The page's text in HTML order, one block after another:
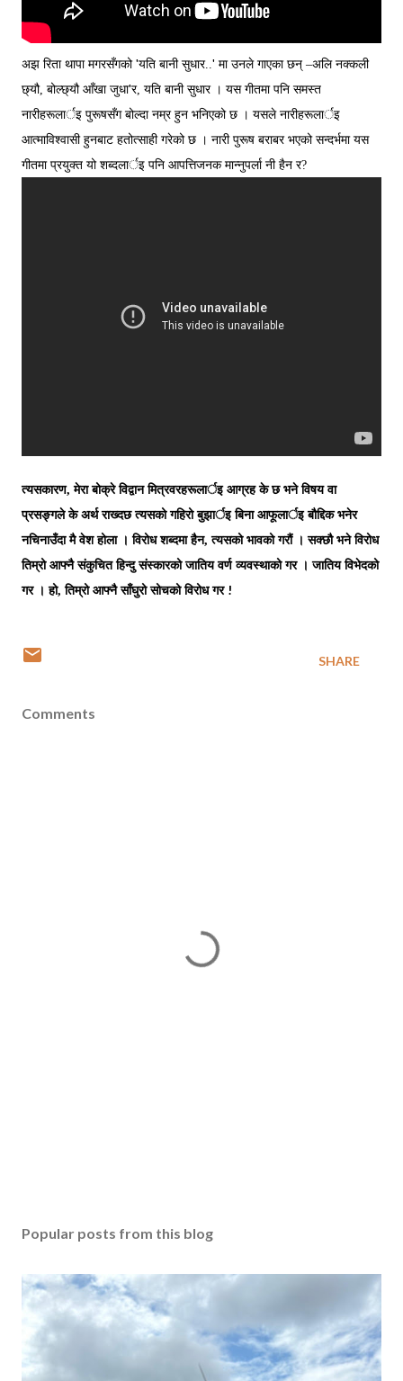
अझ रिता थापा मगरसँगको 'यति बानी सुधार..' मा उनले गाएका छन् –अलि नक्कली
छ्यौ, बोल्छ्यौ आँखा जुधा'र, यति बानी सुधार । यस गीतमा पनि समस्त
नारीहरूलार्इ पुरूषसँग बोल्दा नम्र हुन भनिएको छ । यसले नारीहरूलार्इ
आत्माविश्वासी हुनबाट हतोत्साही गरेको छ । नारी पुरूष बराबर भएको सन्दर्भमा यस
गीतमा प्रयुक्त यो शब्दलार्इ पनि आपत्तिजनक मान्नुपर्ला नी हैन र?
त्यसकारण, मेरा बोक्रे विद्वान मित्रवरहरूलार्इ आग्रह के छ भने विषय वा
प्रसङ्गले के अर्थ राख्दछ त्यसको गहिरो बुझार्इ बिना आफूलार्इ बौद्दिक भनेर
नचिनाउँदा मै वेश होला । विरोध शब्दमा हैन, त्यसको भावको गरौं । सक्छौ भने विरोध
तिम्रो आफ्नै संकुचित हिन्दु संस्कारको जातिय वर्ण व्यवस्थाको गर । जातिय विभेदको
गर । हो, तिम्रो आफ्नै साँघुरो सोचको विरोध गर !
SHARE
Comments
Popular posts from this blog